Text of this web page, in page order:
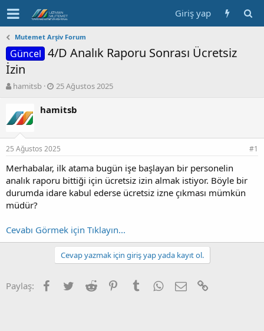
Giriş yap
Mutemet Arşiv Forum
Güncel 4/D Analık Raporu Sonrası Ücretsiz
İzin
K
b
u
y
u
a
ş
l
a
n
hamitsb
B
ş
n
g
ç
t
a
i
25 Ağustos 2025
hamitsb
25 Ağustos 2025 #1
Merhabalar, ilk atama bugün işe başlayan bir personelin
analık raporu bittiği için ücretsiz izin almak istiyor. Böyle bir
durumda idare kabul ederse ücretsiz izne çıkması mümkün
müdür?
Cevabı Görmek için Tıklayın...
Cevap yazmak için giriş yap yada kayıt ol.
Paylaş: Facebook
TwitterReddit PinterestTumblrWhatsApp
E-posta